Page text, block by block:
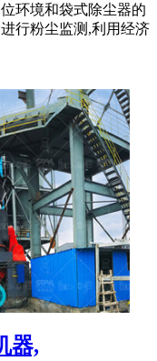
环境和袋式除尘器的
行粉尘监测,利用经济
器,